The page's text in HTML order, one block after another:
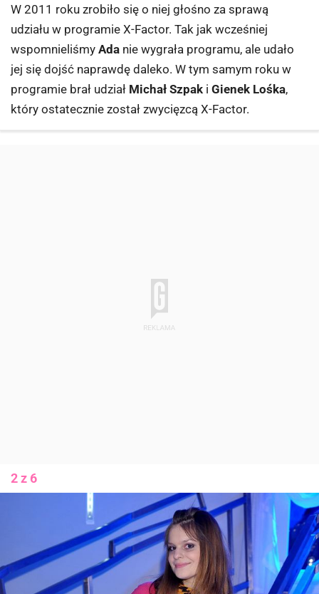
W 2011 roku zrobiło się o niej głośno za sprawą
udziału w programie X-Factor. Tak jak wcześniej
wspomnieliśmy Ada nie wygrała programu, ale udało
jej się dojść naprawdę daleko. W tym samym roku w
programie brał udział Michał Szpak i Gienek Lośka,
który ostatecznie został zwycięzcą X-Factor.
2 z 6